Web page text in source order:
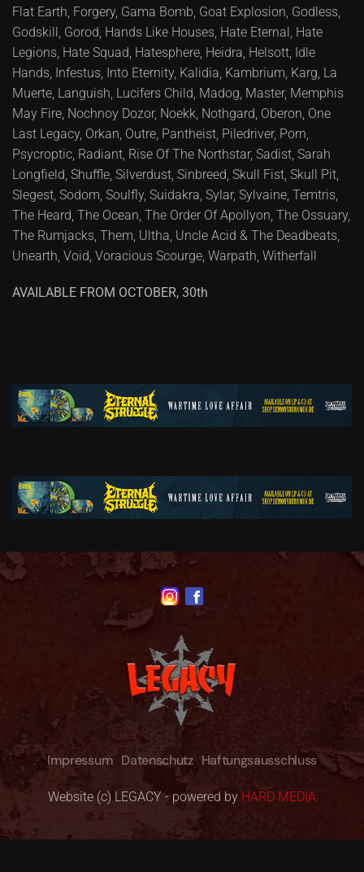
Flat Earth, Forgery, Gama Bomb, Goat Explosion, Godless,
Godskill, Gorod, Hands Like Houses, Hate Eternal, Hate
Legions, Hate Squad, Hatesphere, Heidra, Helsott, Idle
Hands, Infestus, Into Eternity, Kalidia, Kambrium, Karg, La
Muerte, Languish, Lucifers Child, Madog, Master, Memphis
May Fire, Nochnoy Dozor, Noekk, Nothgard, Oberon, One
Last Legacy, Orkan, Outre, Pantheist, Piledriver, Porn,
Psycroptic, Radiant, Rise Of The Northstar, Sadist, Sarah
Longfield, Shuffle, Silverdust, Sinbreed, Skull Fist, Skull Pit,
Slegest, Sodom, Soulfly, Suidakra, Sylar, Sylvaine, Temtris,
The Heard, The Ocean, The Order Of Apollyon, The Ossuary,
The Rumjacks, Them, Ultha, Uncle Acid & The Deadbeats,
Unearth, Void, Voracious Scourge, Warpath, Witherfall
AVAILABLE FROM OCTOBER, 30th
Impressum Datenschutz Haftungsausschluss
Website (c) LEGACY - powered by HARD MEDIA